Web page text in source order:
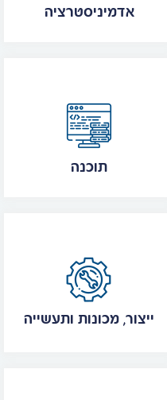
אדמיניסטרציה
תוכנה
ייצור, מכונות ותעשייה